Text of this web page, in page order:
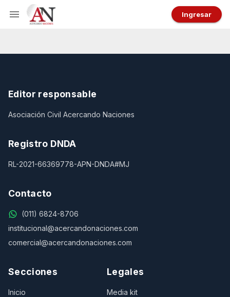
Ingresar
Editor responsable
Asociación Civil Acercando Naciones
Registro DNDA
RL-2021-66369778-APN-DNDA#MJ
Contacto
(011) 6824-8706
institucional@acercandonaciones.com
comercial@acercandonaciones.com
Secciones
Inicio
Legales
Media kit